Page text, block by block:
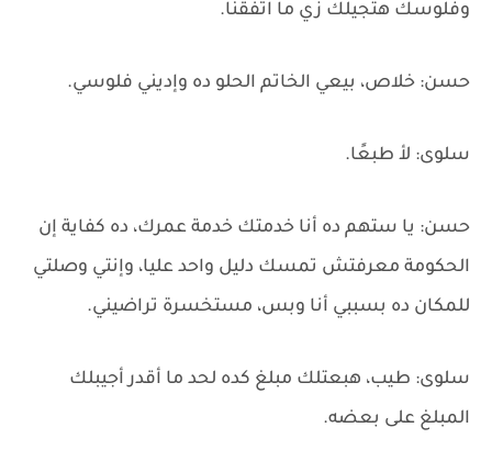
وفلوسك هتجيلك زي ما اتفقنا.
حسن: خلاص، بيعي الخاتم الحلو ده وإديني فلوسي.
سلوى: لأ طبعًا.
حسن: يا ستهم ده أنا خدمتك خدمة عمرك، ده كفاية إن
الحكومة معرفتش تمسك دليل واحد عليا، وإنتي وصلتي
للمكان ده بسببي أنا وبس، مستخسرة تراضيني.
سلوى: طيب، هبعتلك مبلغ كده لحد ما أقدر أجيبلك
المبلغ على بعضه.